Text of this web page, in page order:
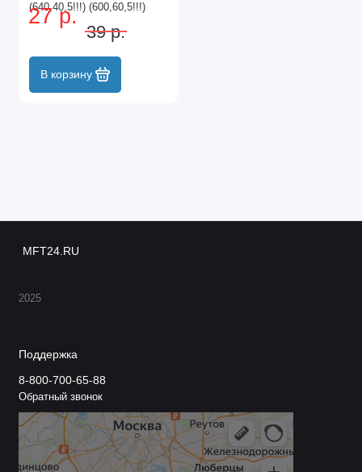
(640,40,5!!!) (600,60,5!!!)
27 р.
39 р.
В корзину
MFT24.RU
2025
Поддержка
8-800-700-65-88
Обратный звонок